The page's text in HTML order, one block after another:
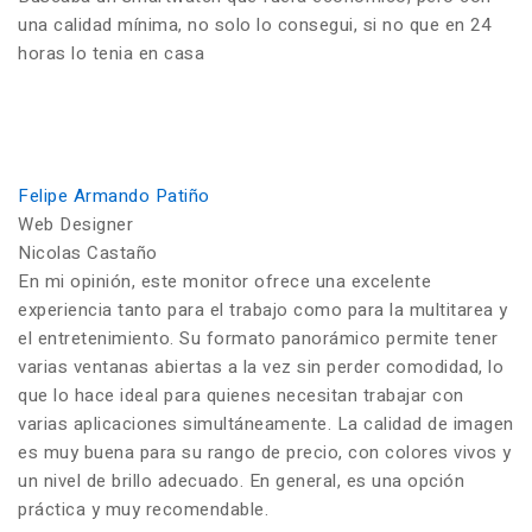
una calidad mínima, no solo lo consegui, si no que en 24
horas lo tenia en casa
Felipe Armando Patiño
Web Designer
Nicolas Castaño
En mi opinión, este monitor ofrece una excelente
experiencia tanto para el trabajo como para la multitarea y
el entretenimiento. Su formato panorámico permite tener
varias ventanas abiertas a la vez sin perder comodidad, lo
que lo hace ideal para quienes necesitan trabajar con
varias aplicaciones simultáneamente. La calidad de imagen
es muy buena para su rango de precio, con colores vivos y
un nivel de brillo adecuado. En general, es una opción
práctica y muy recomendable.